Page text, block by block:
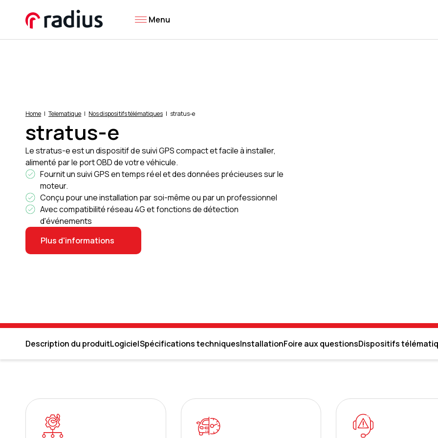
Menu
Home Telematique Nos dispositifs télématiques stratus-e
stratus-e
Le stratus-e est un dispositif de suivi GPS compact et facile à installer,
alimenté par le port OBD de votre véhicule.
Fournit un suivi GPS en temps réel et des données précieuses sur le
moteur.
Conçu pour une installation par soi-même ou par un professionnel
Avec compatibilité réseau 4G et fonctions de détection
d'événements
Plus d'informations
Description du produitLogicielSpécifications techniquesInstallationFoire aux questionsDispositifs